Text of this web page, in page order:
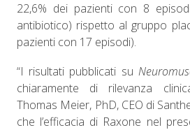
22,6% dei pazienti con 8
antibiotico) rispetto al gruppo
pazienti con 17 episodi).
“I risultati pubblicati su
chiaramente di rilevanza
Thomas Meier, PhD, CEO di
che l’efficacia di Raxone nel